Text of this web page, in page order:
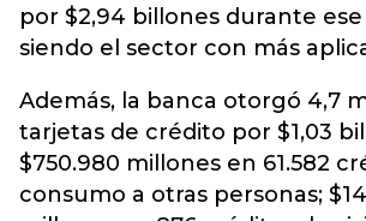
por $2,94 billones durante
siendo el sector con más
Además, la banca otorgó 4,7
tarjetas de crédito por $1,03
$750.980 millones en 61.582
consumo a otras personas;